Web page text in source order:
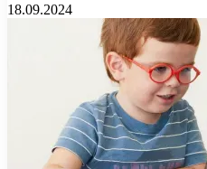
18.09.2024